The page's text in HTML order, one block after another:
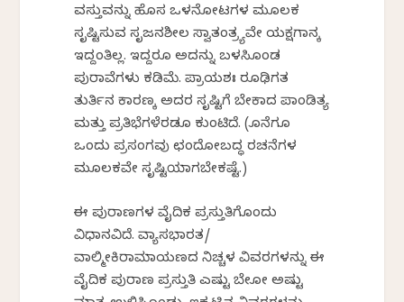
ವಸ್ತುವನ್ನು ಹೊಸ ಒಳನೋಟಗಳ ಮೂಲಕ
ಸೃಷ್ಟಿಸುವ ಸೃಜನಶೀಲ ಸ್ವಾತಂತ್ರ್ಯವೇ ಯಕ್ಷಗಾನಕ್ಕೆ
ಇದ್ದಂತಿಲ್ಲ. ಇದ್ದರೂ ಅದನ್ನು ಬಳಸಿಕೊಂಡ
ಪುರಾವೆಗಳು ಕಡಿಮೆ. ಪ್ರಾಯಶಃ ರೂಢಿಗತ
ತುರ್ತಿನ ಕಾರಣಕ್ಕೆ ಅದರ ಸೃಷ್ಟಿಗೆ ಬೇಕಾದ ಪಾಂಡಿತ್ಯ
ಮತ್ತು ಪ್ರತಿಭೆಗಳೆರಡೂ ಕುಂಟಿದೆ. (ಕೊನೆಗೂ
ಒಂದು ಪ್ರಸಂಗವು ಛಂದೋಬದ್ಧ ರಚನೆಗಳ
ಮೂಲಕವೇ ಸೃಷ್ಟಿಯಾಗಬೇಕಷ್ಟೆ.)
ಈ ಪುರಾಣಗಳ ವೈದಿಕ ಪ್ರಸ್ತುತಿಗೊಂದು
ವಿಧಾನವಿದೆ. ವ್ಯಾಸಭಾರತ/
ವಾಲ್ಮೀಕಿರಾಮಾಯಣದ ನಿಚ್ಚಳ ವಿವರಗಳನ್ನು ಈ
ವೈದಿಕ ಪುರಾಣ ಪ್ರಸ್ತುತಿ ಎಷ್ಟು ಬೇಕೋ ಅಷ್ಟು